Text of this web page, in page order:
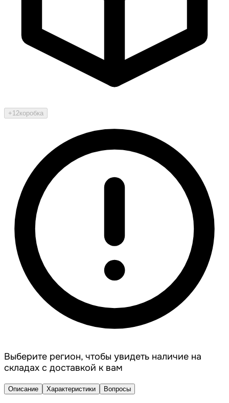
+12коробка
Выберите регион, чтобы увидеть наличие на
складах с доставкой к вам
Описание Характеристики Вопросы